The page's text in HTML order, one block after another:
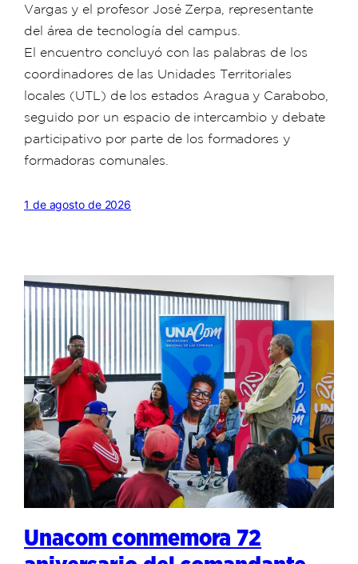
Vargas y el profesor José Zerpa, representante
del área de tecnología del campus.
El encuentro concluyó con las palabras de los
coordinadores de las Unidades Territoriales
locales (UTL) de los estados Aragua y Carabobo,
seguido por un espacio de intercambio y debate
participativo por parte de los formadores y
formadoras comunales.
1 de agosto de 2026
Unacom conmemora 72